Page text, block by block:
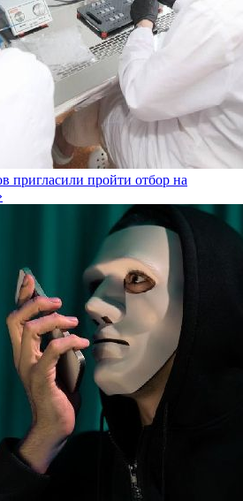
пригласили пройти отбор на